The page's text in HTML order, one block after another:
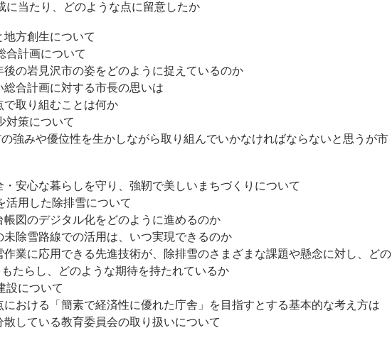
当たり、どのような点に留意したか
地方創生について
計画について
岩見沢市の姿をどのように捉えているのか
計画に対する市長の思いは
り組むことは何か
策について
みや優位性を生かしながら取り組んでいかなければならないと思うが市
・安心な暮らしを守り、強靭で美しいまちづくりについて
用した除排雪について
のデジタル化をどのように進めるのか
雪路線での活用は、いつ実現できるのか
に応用できる先進技術が、除排雪のさまざまな課題や懸念に対し、どの
たらし、どのような期待を持たれているか
設について
ける「簡素で経済性に優れた庁舎」を目指すとする基本的な考え方は
ている教育委員会の取り扱いについて